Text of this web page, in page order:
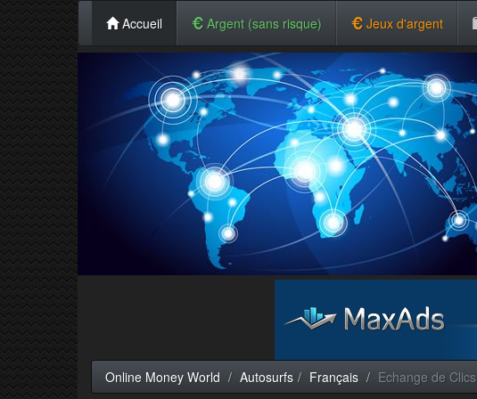
Accueil Argent (sans risque) Jeux d'argent
Online Money World Autosurfs Français Echange de Clics